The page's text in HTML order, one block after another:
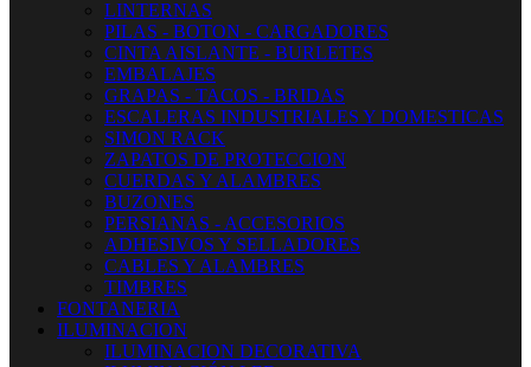
LINTERNAS
PILAS - BOTON - CARGADORES
CINTA AISLANTE - BURLETES
EMBALAJES
GRAPAS - TACOS - BRIDAS
ESCALERAS INDUSTRIALES Y DOMESTICAS
SIMON RACK
ZAPATOS DE PROTECCION
CUERDAS Y ALAMBRES
BUZONES
PERSIANAS - ACCESORIOS
ADHESIVOS Y SELLADORES
CABLES Y ALAMBRES
TIMBRES
FONTANERIA
ILUMINACION
ILUMINACION DECORATIVA